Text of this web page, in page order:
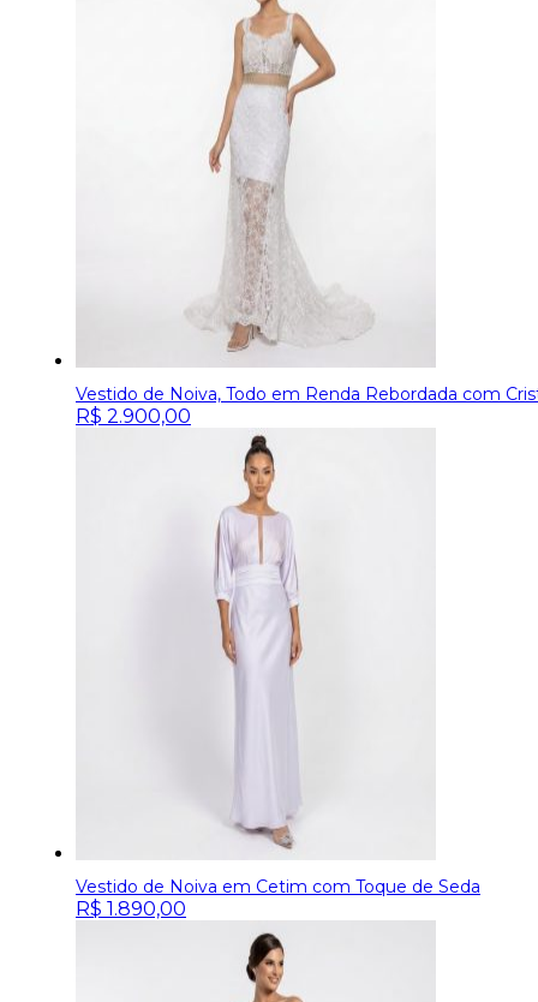
Vestido de Noiva, Todo em Renda Rebordada com
R$ 2.900,00
Vestido de Noiva em Cetim com Toque de Seda
R$ 1.890,00